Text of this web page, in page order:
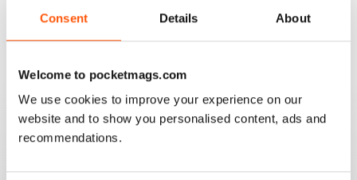
Consent Details About
Welcome to pocketmags.com
We use cookies to improve your experience on our
website and to show you personalised content, ads and
recommendations.
Lots of new ideas
Recensito 26 luglio 2019
WORLD LEADING